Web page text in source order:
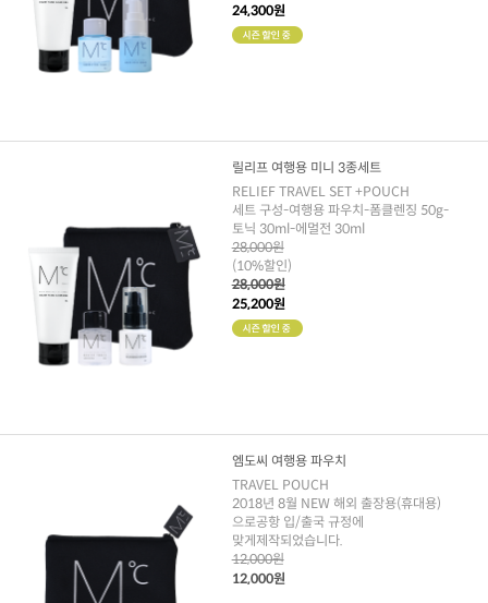
24,300원
릴리프 여행용 미니 3종세트
RELIEF TRAVEL SET +POUCH
세트 구성-여행용 파우치-폼클렌징 50g-
토닉 30ml-에멀전 30ml
28,000원
(10%할인)
28,000원
25,200원
엠도씨 여행용 파우치
TRAVEL POUCH
2018년 8월 NEW 해외 출장용(휴대용)
으로공항 입/출국 규정에
맞게제작되었습니다.
12,000원
12,000원